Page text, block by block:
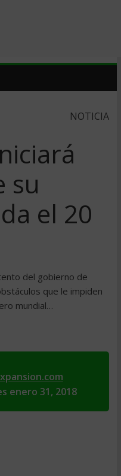
NOTICIA
su
el 20
del gobierno de
que le impiden
mundial…
enero 31, 2018